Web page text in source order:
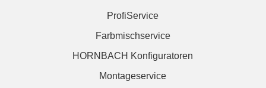
ProfiService
Farbmischservice
HORNBACH Konfiguratoren
Montageservice